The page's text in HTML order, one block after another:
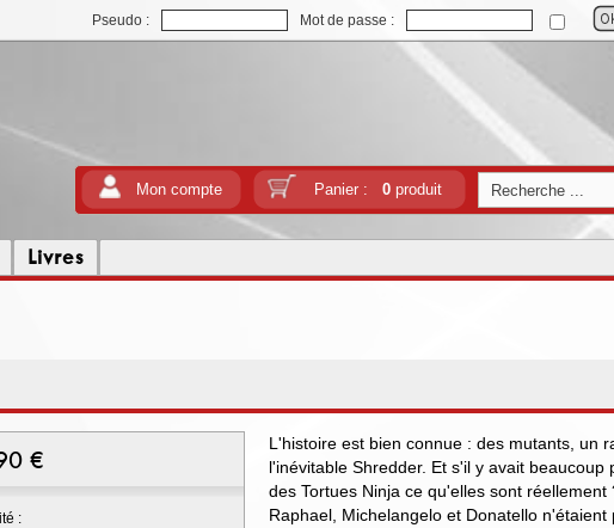
Pseudo : Mot de passe :
Mon compte Panier : 0produit
Livres
€
:
L'histoire est bien connue : des mutants, un
l'inévitable Shredder. Et s'il y avait beaucoup
des Tortues Ninja ce qu'elles sont réellement
Raphael, Michelangelo et Donatello n'étaient